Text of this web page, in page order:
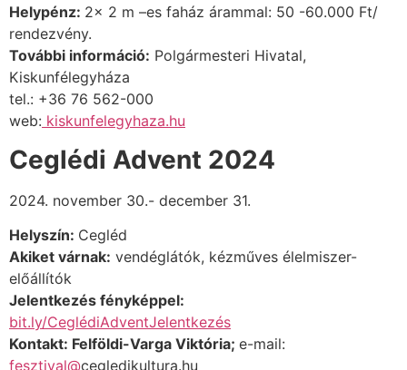
Helypénz: 2x 2 m –es faház árammal: 50 -60.000 Ft/
rendezvény.
További információ: Polgármesteri Hivatal,
Kiskunfélegyháza
tel.: +36 76 562-000
web: kiskunfelegyhaza.hu
Ceglédi Advent 2024
2024. november 30.- december 31.
Helyszín: Cegléd
Akiket várnak: vendéglátók, kézműves élelmiszer-
előállítók
Jelentkezés fényképpel:
bit.ly/CeglédiAdventJelentkezés
Kontakt: Felföldi-Varga Viktória; e-mail:
fesztival@cegledikultura.hu